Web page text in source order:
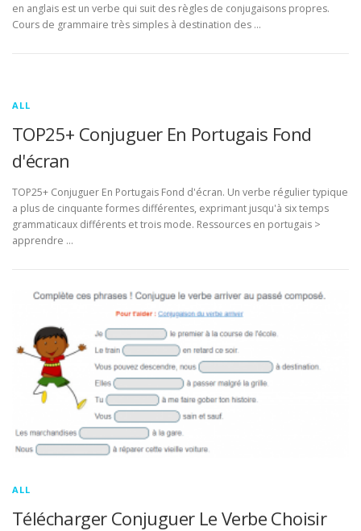
en anglais est un verbe qui suit des règles de conjugaisons propres.
Cours de grammaire très simples à destination des …
ALL
TOP25+ Conjuguer En Portugais Fond
d'écran
TOP25+ Conjuguer En Portugais Fond d'écran. Un verbe régulier typique
a plus de cinquante formes différentes, exprimant jusqu'à six temps
grammaticaux différents et trois mode. Ressources en portugais >
apprendre …
ALL
Télécharger Conjuguer Le Verbe Choisir